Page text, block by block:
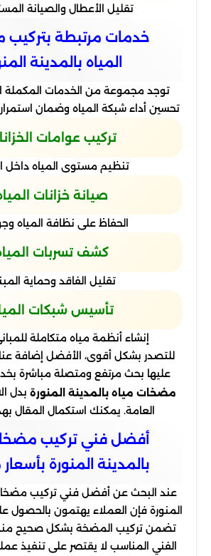
تقليل الأعطال والصيانة
خدمات مرتبطة
المياه بالمدينة
توجد مجموعة من الخدمات المكملة
تحسين أداء شبكة المياه وضمان
تركيب عوامات
تنظيم مستوى المياه داخل
صيانة خزانات
الحفاظ على نظافة المياه
كشف تسربات
تقليل الفاقد وحماية
تأسيس شبكات
إنشاء أنظمة مياه متكاملة
عليها بحث مرتفع ومتصلة مباشرة
مضخات مياه بالمدينة المنورة بدل
العامة. يمكنك استكمال المقال
أفضل فني تركيب
بالمدينة المنورة
عند البحث عن أفضل فني تركيب
المنورة فإن العملاء يهتمون بالحصول
تضمن تركيب المضخة بشكل صحيح منذ
الفني المناسب لا يقتصر على تنفيذ